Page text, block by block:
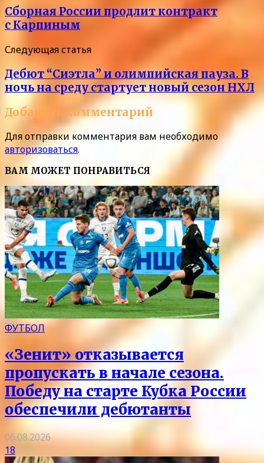
Сборная России продлит контракт
с Карпиным
Следующая статья
Дебют “Сиэтла” и олимпийская пауза. В
ночь на среду стартует новый сезон НХЛ
Добавить комментарий
Для отправки комментария вам необходимо
авторизоваться.
ВАМ МОЖЕТ ПОНРАВИТЬСЯ
ФУТБОЛ
«Зенит» отказывается
пропускать в начале сезона.
Победу на старте Кубка России
обеспечили дебютанты
06.08.2026
18